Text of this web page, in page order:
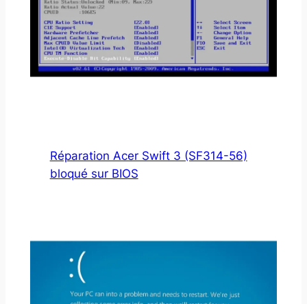
Réparation Acer Swift 3 (SF314-56)
bloqué sur BIOS